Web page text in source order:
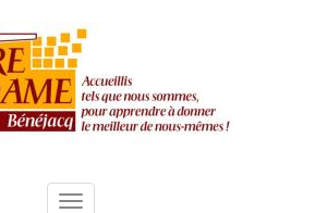
Toggle